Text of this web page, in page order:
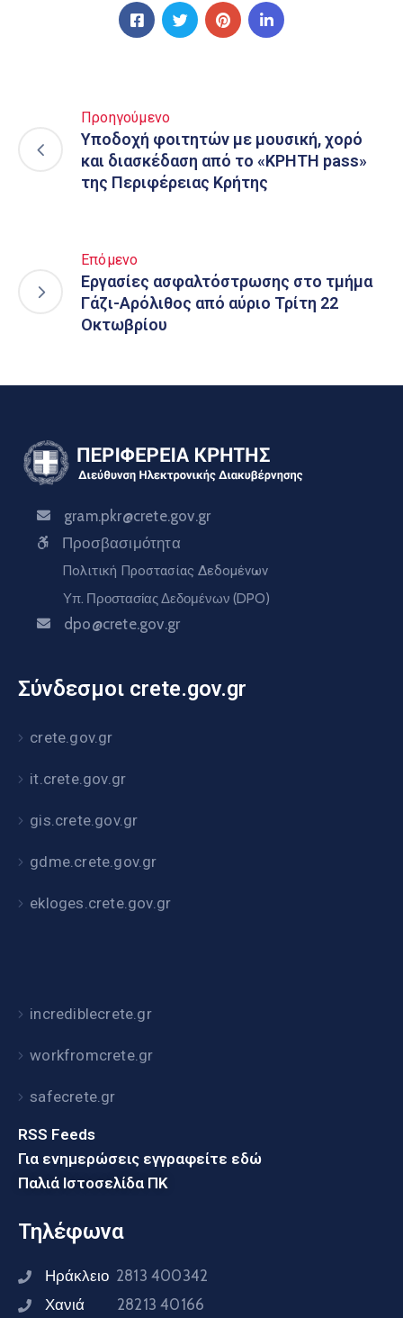
Προηγούμενο
Υποδοχή φοιτητών με μουσική, χορό
και διασκέδαση από το «ΚΡΗΤΗ pass»
της Περιφέρειας Κρήτης
Επόμενο
Εργασίες ασφαλτόστρωσης στο τμήμα
Γάζι-Αρόλιθος από αύριο Τρίτη 22
Οκτωβρίου
gram.pkr@crete.gov.gr
Προσβασιμότητα
Πολιτική Προστασίας Δεδομένων
Υπ. Προστασίας Δεδομένων (DPO)
dpo@crete.gov.gr
Σύνδεσμοι crete.gov.gr
crete.gov.gr
it.crete.gov.gr
gis.crete.gov.gr
gdme.crete.gov.gr
ekloges.crete.gov.gr
incrediblecrete.gr
workfromcrete.gr
safecrete.gr
RSS Feeds
Για ενημερώσεις εγγραφείτε εδώ
Παλιά Ιστοσελίδα ΠΚ
Τηλέφωνα
Ηράκλειο 2813 400342
Χανιά 28213 40166